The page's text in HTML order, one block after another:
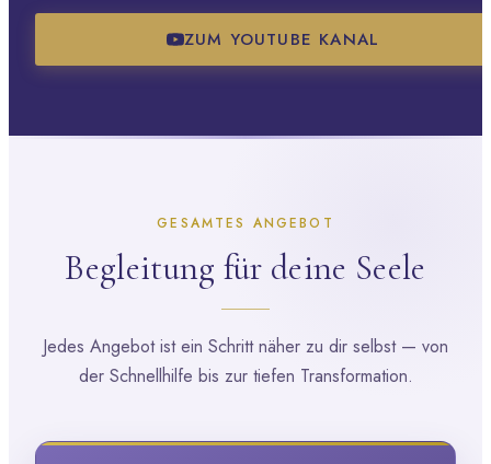
ZUM YOUTUBE KANAL
GESAMTES ANGEBOT
Begleitung für deine Seele
Jedes Angebot ist ein Schritt näher zu dir selbst — von
der Schnellhilfe bis zur tiefen Transformation.